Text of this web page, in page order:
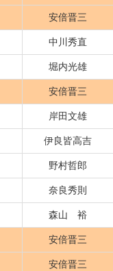
安倍晋三
中川秀直
堀内光雄
安倍晋三
岸田文雄
伊良皆高吉
野村哲郎
奈良秀則
森山 裕
安倍晋三
安倍晋三